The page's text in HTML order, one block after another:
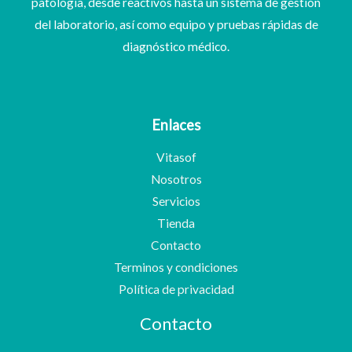
del laboratorio, así como equipo y pruebas rápidas de
diagnóstico médico.
Enlaces
Vitasof
Nosotros
Servicios
Tienda
Contacto
Terminos y condiciones
Política de privacidad
Contacto